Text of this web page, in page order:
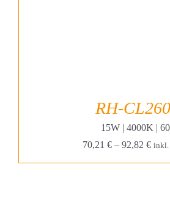
RH-
15W | 4000K |
70,21 €– 92,82 € inkl.